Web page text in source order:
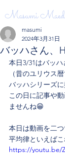
Masumi
バッハさん、
masumi
2024年3月31日
本日3/31はバッ
（昔のユリウス
バッハシリーズに
この日に記事や
ませんね😁
本日は動画を二
平均律といえばこ
https://youtu.be/